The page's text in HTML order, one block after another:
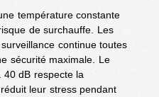
température constante
de surchauffe. Les
continue toutes
sécurité maximale. Le
40 dB respecte la
leur stress pendant